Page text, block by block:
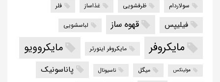
سولاردام
ظرفشویی غذاساز فلر
فیلیپس قهوه ساز لباسشویی
مایکروفر مایکروفر اینورتر مایکروویو
مولینکس میگل ناسیونال پاناسونیک